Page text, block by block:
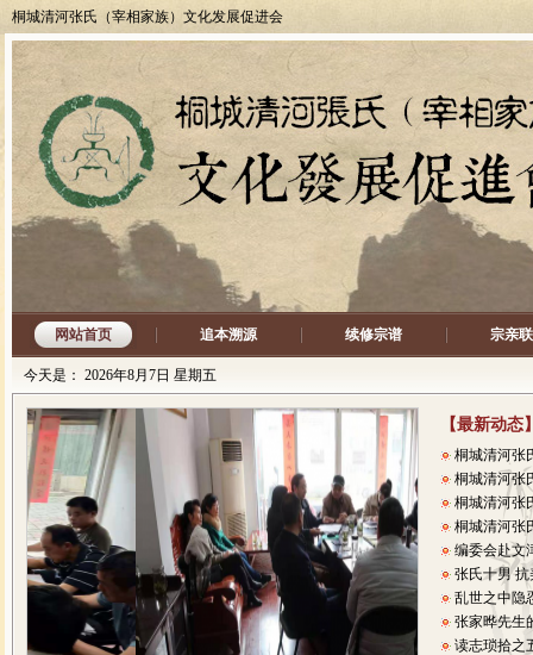
桐城清河张氏（宰相家族）文化发展促进会
网站首页 追本溯源 续修宗谱 宗亲
今天是： 2026年8月7日 星期五
【最新动态
桐城清河
桐城清河张
桐城清河张
桐城清河
乱世之中
张家晔先
读志琐拾之
读志琐拾之
桐城清河张
桐城清河张
桐城清河张
桐城清河张
编委会赴文
张氏十男
乱世之中
张家晔先生
读志琐拾之